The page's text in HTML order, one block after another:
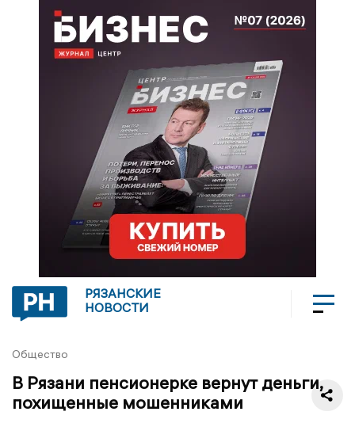
РЯЗАНСКИЕ
НОВОСТИ
Общество
В Рязани пенсионерке вернут деньги,
похищенные мошенниками